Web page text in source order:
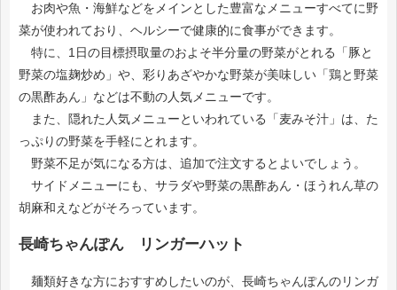
お肉や魚・海鮮などをメインとした豊富なメニューすべてに野
菜が使われており、ヘルシーで健康的に食事ができます。
特に、1日の目標摂取量のおよそ半分量の野菜がとれる「豚と
野菜の塩麹炒め」や、彩りあざやかな野菜が美味しい「鶏と野菜
の黒酢あん」などは不動の人気メニューです。
また、隠れた人気メニューといわれている「麦みそ汁」は、た
っぷりの野菜を手軽にとれます。
野菜不足が気になる方は、追加で注文するとよいでしょう。
サイドメニューにも、サラダや野菜の黒酢あん・ほうれん草の
胡麻和えなどがそろっています。
長崎ちゃんぽん リンガーハット
麺類好きな方におすすめしたいのが、長崎ちゃんぽんのリンガ